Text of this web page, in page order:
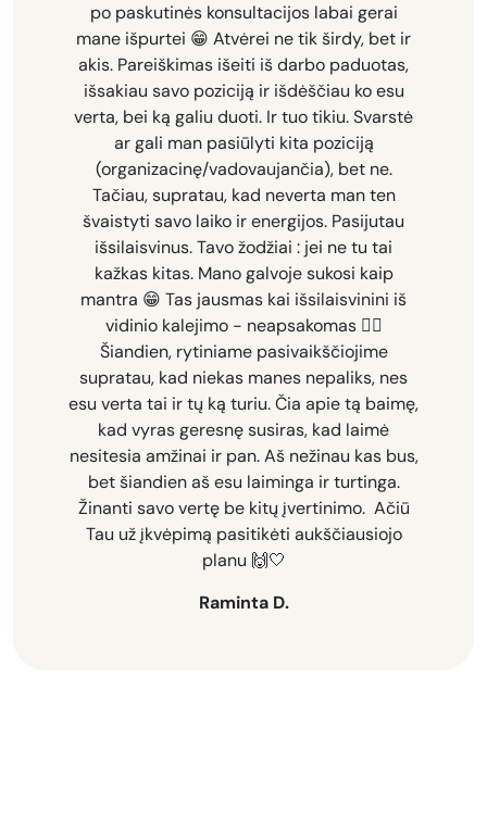
po paskutinės konsultacijos labai gerai
mane išpurtei 😁 Atvėrei ne tik širdy, bet ir
akis. Pareiškimas išeiti iš darbo paduotas,
išsakiau savo poziciją ir išdėščiau ko esu
verta, bei ką galiu duoti. Ir tuo tikiu. Svarstė
ar gali man pasiūlyti kita poziciją
(organizacinę/vadovaujančia), bet ne.
Tačiau, supratau, kad neverta man ten
švaistyti savo laiko ir energijos. Pasijutau
išsilaisvinus. Tavo žodžiai : jei ne tu tai
kažkas kitas. Mano galvoje sukosi kaip
mantra 😁 Tas jausmas kai išsilaisvinini iš
vidinio kalejimo - neapsakomas 🧚‍♀️
Šiandien, rytiniame pasivaikščiojime
supratau, kad niekas manes nepaliks, nes
esu verta tai ir tų ką turiu. Čia apie tą baimę,
kad vyras geresnę susiras, kad laimė
nesitesia amžinai ir pan. Aš nežinau kas bus,
bet šiandien aš esu laiminga ir turtinga.
Žinanti savo vertę be kitų įvertinimo. Ačiū
Tau už įkvėpimą pasitikėti aukščiausiojo
planu 🙌🤍
Raminta D.